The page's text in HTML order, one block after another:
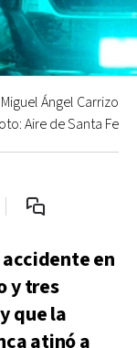
Miguel Ángel Carrizo
Aire de Santa Fe
en
y tres
que la
atinó a